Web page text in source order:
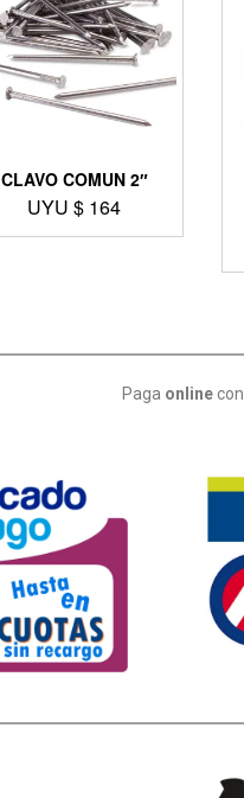
CLAVO COMUN 2″
UYU $ 164
Paga online con